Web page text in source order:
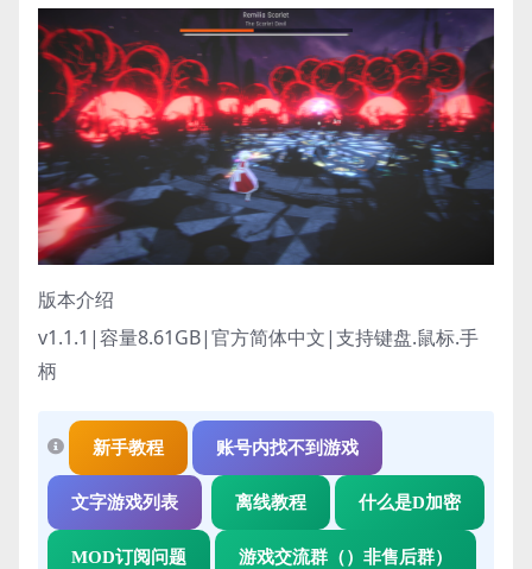
版本介绍
v1.1.1|容量8.61GB|官方简体中文|支持键盘.鼠标.手
柄
新手教程 账号内找不到游戏
文字游戏列表 离线教程 什么是D加密
MOD订阅问题 游戏交流群（）非售后群）